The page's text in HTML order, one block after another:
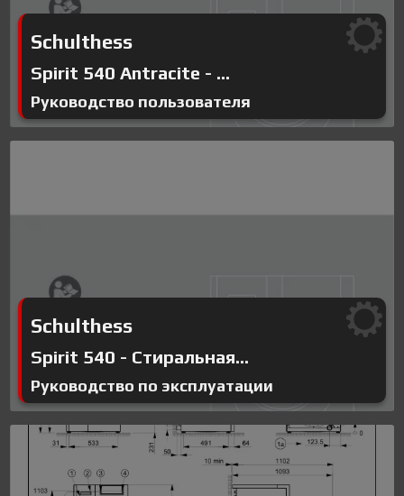
Schulthess
Spirit 540 Antracite - ...
Руководство пользователя
Schulthess
Spirit 540 - Стиральная...
Руководство по эксплуатации